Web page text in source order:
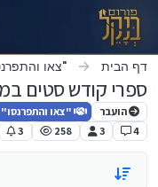
דילוג לתוכן
דף הבית "צאו
ספרי קודש סטים
הועבר "צאו
4
3
258
3